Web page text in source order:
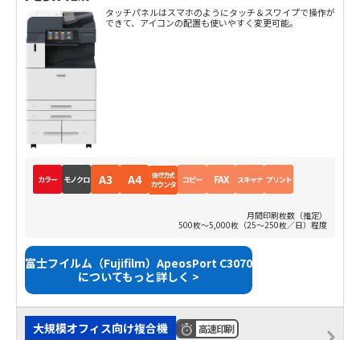
タッチパネルはスマホのようにタッチ＆スワイプで操作が
できて、アイコンの配置も使いやすく変更可能。
カラー モノクロ A3 A4 保守方式
カウンタ コピー FAX スキャナ プリント
月間印刷枚数（推定）
500枚～5,000枚（25～250枚／日）程度
富士フイルム（Fujifilm）ApeosPort C3070
についてもっと詳しく >
大規模オフィス向け複合機 高速印刷